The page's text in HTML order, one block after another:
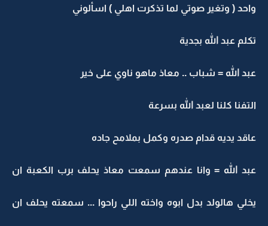
واحد ( وتغير صوتي لما تذكرت اهلي ) اسألوني
تكلم عبد الله بجدية
عبد الله = شباب .. معاذ ماهو ناوي على خير
التفنا كلنا لعبد الله بسرعة
عاقد يديه قدام صدره وكمل بملامح جاده
عبد الله = وانا عندهم سمعت معاذ يحلف برب الكعبة ان
يخلي هالولد بدل ابوه واخته اللي راحوا ... سمعته يحلف ان